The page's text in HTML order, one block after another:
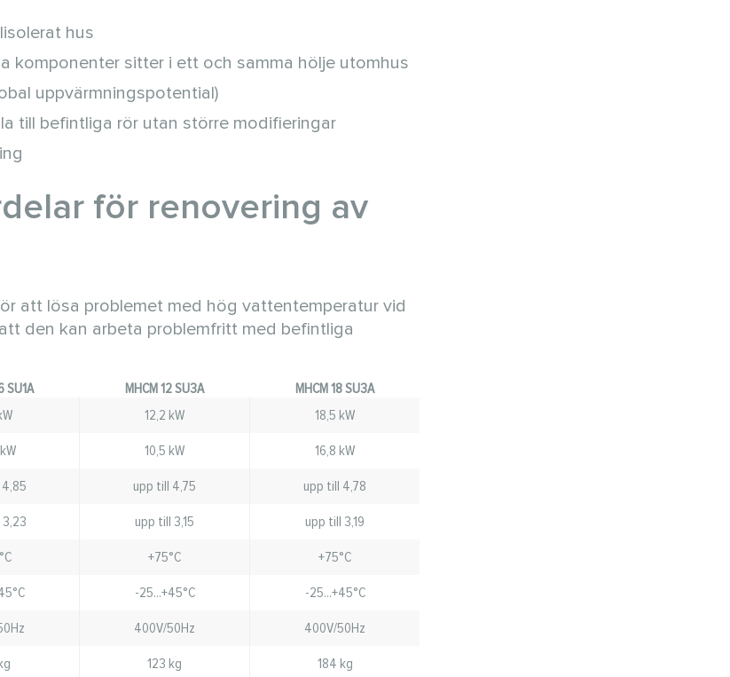
hus
komponenter sitter i ett och samma hölje utomhus
uppvärmningspotential)
till befintliga rör utan större modifieringar
för renovering av
att lösa problemet med hög vattentemperatur vid
den kan arbeta problemfritt med befintliga
SU1A MHCM 12 SU3A
MHCM 18 SU3A
12,2 kW
18,5 kW
10,5 kW
16,8 kW
upp till 4,75
upp till 4,78
upp till 3,15
upp till 3,19
+75°C
+75°C
-25...+45°C
-25...+45°C
400V/50Hz
400V/50Hz
123 kg 184 kg